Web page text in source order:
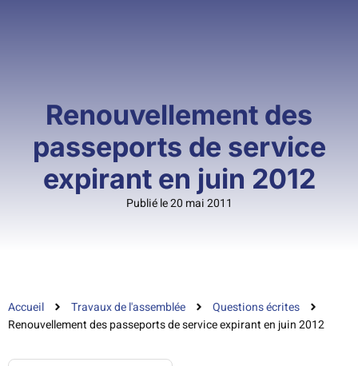
Renouvellement des
passeports de service
expirant en juin 2012
Publié le 20 mai 2011
Accueil Travaux de l'assemblée
Questions écrites
Renouvellement des passeports de service expirant en juin 2012